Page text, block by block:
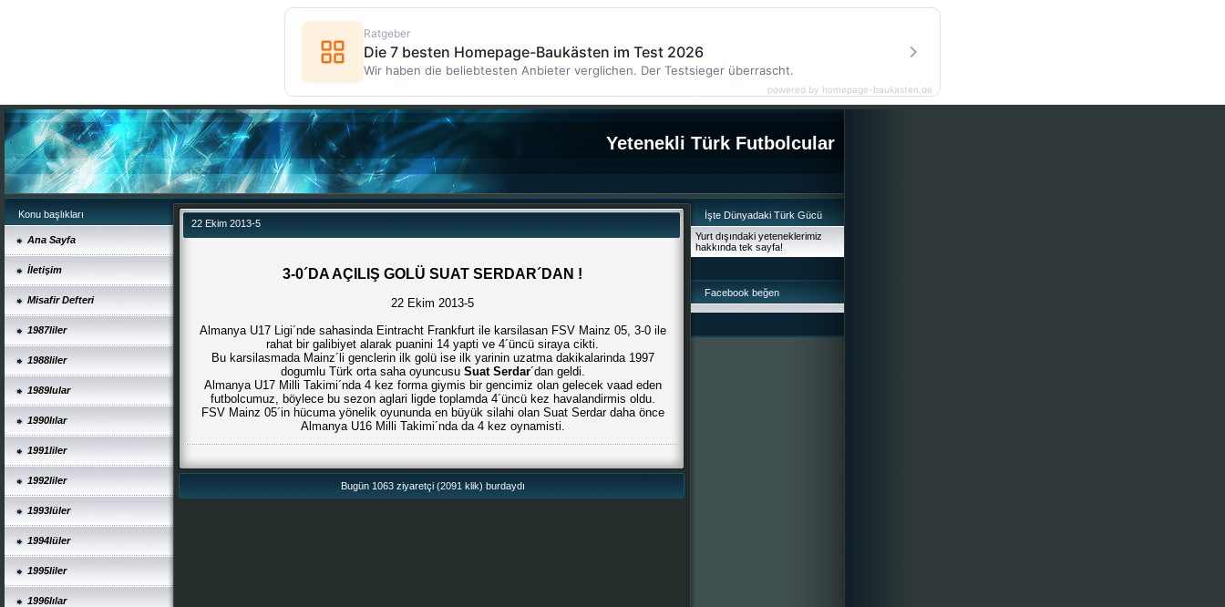
Yetenekli Türk Futbolcular
Konu başlıkları
Ana Sayfa
İletişim
Misafir Defteri
1987liler
1988liler
1989lular
1990lılar
1991liler
1992liler
1993lüler
1994lüler
1995liler
1996lılar
22 Ekim 2013-5
3-0´DA AÇILIŞ GOLÜ SUAT SERDAR´DAN !
22 Ekim 2013-5
Almanya U17 Ligi´nde sahasinda Eintracht Frankfurt ile karsilasan FSV Mainz 05, 3-0 ile
rahat bir galibiyet alarak puanini 14 yapti ve 4´üncü siraya cikti.
Bu karsilasmada Mainz´li genclerin ilk golü ise ilk yarinin uzatma dakikalarinda 1997
dogumlu Türk orta saha oyuncusu Suat Serdar´dan geldi.
Almanya U17 Milli Takimi´nda 4 kez forma giymis bir gencimiz olan gelecek vaad eden
futbolcumuz, böylece bu sezon aglari ligde toplamda 4´üncü kez havalandirmis oldu.
FSV Mainz 05´in hücuma yönelik oyununda en büyük silahi olan Suat Serdar daha önce
Almanya U16 Milli Takimi´nda da 4 kez oynamisti.
Bugün 1063 ziyaretçi (2091 klik) burdaydı
İşte Dünyadaki Türk Gücü
Yurt dışındaki yeteneklerimiz
hakkında tek sayfa!
Facebook beğen
Ratgeber
Die 7 besten Homepage-Baukästen im Test 2026
Wir haben die beliebtesten Anbieter verglichen. Der Testsieger überrascht.
powered by homepage-baukasten.de